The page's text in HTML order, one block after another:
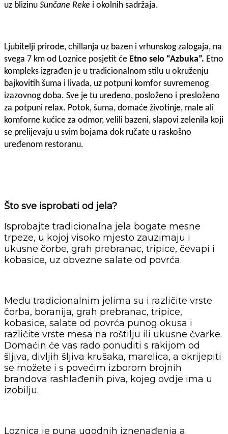
uz blizinu Sunčane Reke i okolnih sadržaja.
Ljubitelji prirode, chillanja uz bazen i vrhunskog zalogaja, na
svega 7 km od Loznice posjetit će Etno selo “Azbuka”. Etno
kompleks izgrađen je u tradicionalnom stilu u okruženju
bajkovitih šuma i livada, uz potpuni komfor suvremenog
izazovnog doba. Sve je tu uređeno, posloženo i presloženo
za potpuni relax. Potok, šuma, domaće životinje, male ali
komforne kućice za odmor, velili bazeni, slapovi zelenila koji
se prelijevaju u svim bojama dok ručate u raskošno
uređenom restoranu.
Što sve isprobati od jela?
Isprobajte tradicionalna jela bogate mesne
trpeze, u kojoj visoko mjesto zauzimaju i
ukusne čorbe, grah prebranac, tripice, čevapi i
kobasice, uz obvezne salate od povrća.
Među tradicionalnim jelima su i različite vrste
čorba, boranija, grah prebranac, tripice,
kobasice, salate od povrća punog okusa i
različite vrste mesa na roštilju ili ukusne čvarke.
Domaćin će vas rado ponuditi s rakijom od
šljiva, divljih šljiva krušaka, marelica, a okrijepiti
se možete i s povećim izborom brojnih
brandova rashlađenih piva, kojeg ovdje ima u
izobilju.
Loznica je puna ugodnih iznenađenja a